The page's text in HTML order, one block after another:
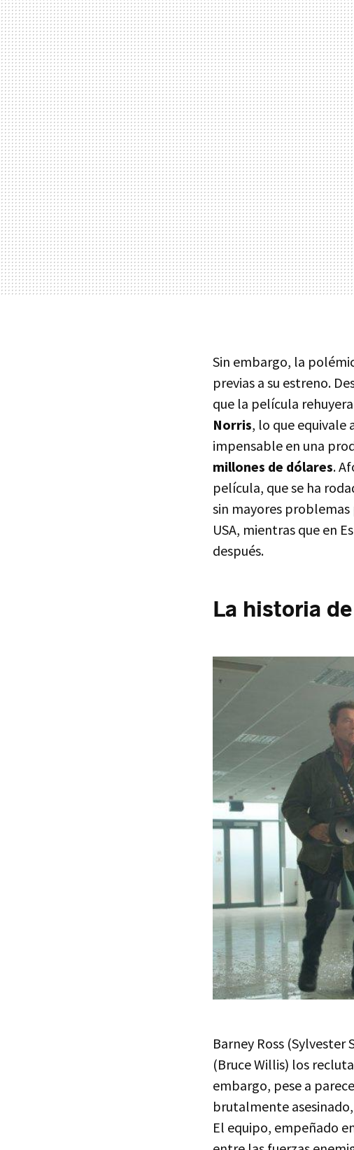
Sin embargo, la
previas a su estreno.
que la película
Norris, lo que equivale
impensable en una
millones de dólares.
película, que se ha
sin mayores problemas
USA, mientras que en
después.
La historia
Barney Ross (Sylvester
(Bruce Willis) los
embargo, pese a
brutalmente
El equipo, empeñado